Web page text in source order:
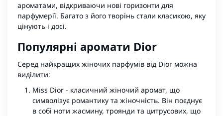
ароматами, відкриваючи нові горизонти для
парфумерії. Багато з його творінь стали класикою, яку
цінують і досі.
Популярні аромати Dior
Серед найкращих жіночих парфумів від Dior можна
виділити:
Miss Dior - класичний жіночий аромат, що
символізує романтику та жіночність. Він поєднує
в собі ноти жасмину, троянди та цитрусових, що